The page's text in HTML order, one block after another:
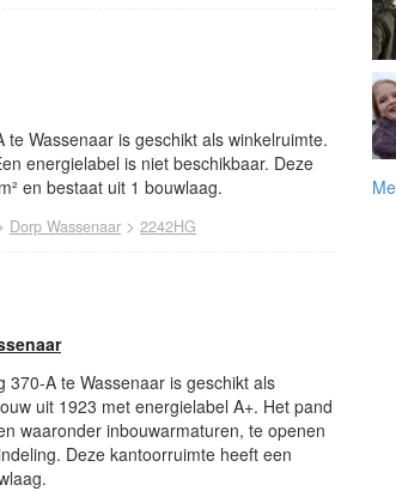
Wassenaar is geschikt als winkelruimte.
energielabel is niet beschikbaar. Deze
en bestaat uit 1 bouwlaag.
Dorp Wassenaar > 2242HG
A te Wassenaar is geschikt als
uit 1923 met energielabel A+. Het pand
waaronder inbouwarmaturen, te openen
Deze kantoorruimte heeft een